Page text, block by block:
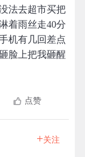
法去超市买把
着雨丝走40分
机有几回差点
脸上把我砸醒
点赞
+关注